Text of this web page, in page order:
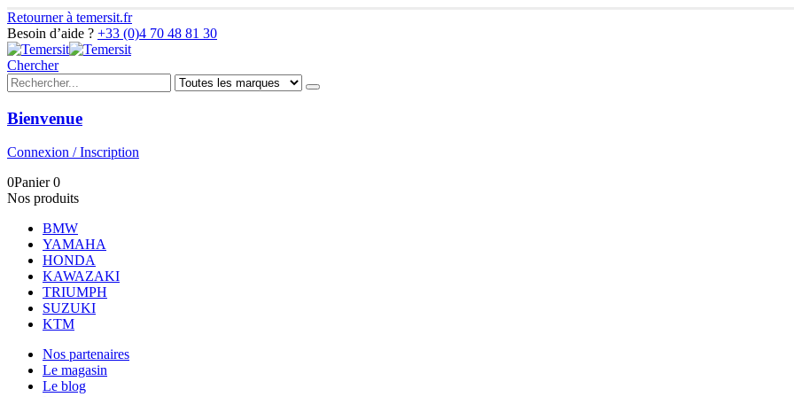
Retourner à temersit.fr
Besoin d’aide ? +33 (0)4 70 48 81 30
Chercher
Bienvenue
Connexion / Inscription
0Panier0
Nos produits
BMW
YAMAHA
HONDA
KAWAZAKI
TRIUMPH
SUZUKI
KTM
Nos partenaires
Le magasin
Le blog